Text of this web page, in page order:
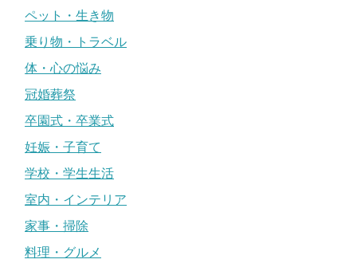
ペット・生き物
乗り物・トラベル
体・心の悩み
冠婚葬祭
卒園式・卒業式
妊娠・子育て
学校・学生生活
室内・インテリア
家事・掃除
料理・グルメ